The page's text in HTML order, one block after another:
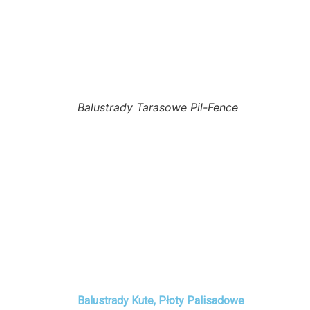
Balustrady Tarasowe Pil-Fence
Balustrady Kute, Płoty Palisadowe